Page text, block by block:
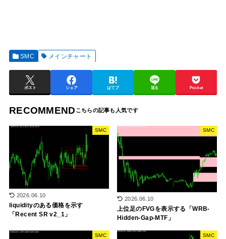
SMC メインチャート
ポスト シェア はてブ 送る Pocket
RECOMMEND
SMC
2026.06.10
liquidityのある価格を示す
「Recent SR v2_1」
SMC
2026.06.10
上位足のFVGを表示する「WRB-
Hidden-Gap-MTF」
SMC SMC